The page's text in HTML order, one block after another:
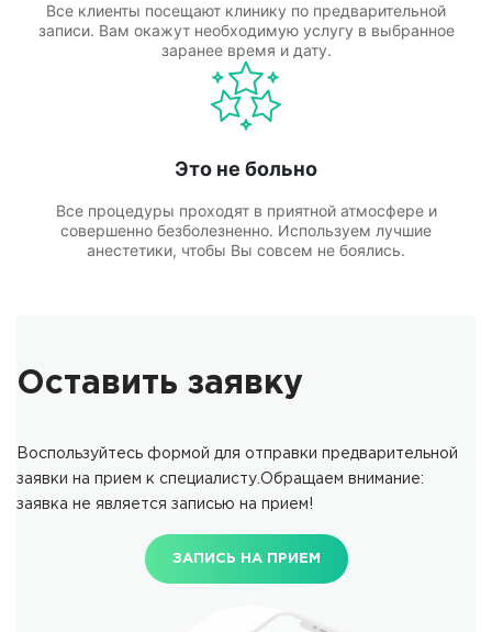
Все клиенты посещают клинику по предварительной
записи. Вам окажут необходимую услугу в выбранное
заранее время и дату.
Это не больно
Все процедуры проходят в приятной атмосфере и
совершенно безболезненно. Используем лучшие
анестетики, чтобы Вы совсем не боялись.
Оставить заявку
Воспользуйтесь формой для отправки предварительной
заявки на прием к специалисту.Обращаем внимание:
заявка не является записью на прием!
ЗАПИСЬ НА ПРИЕМ